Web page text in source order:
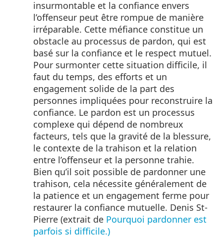
insurmontable et la confiance envers
l’offenseur peut être rompue de manière
irréparable. Cette méfiance constitue un
obstacle au processus de pardon, qui est
basé sur la confiance et le respect mutuel.
Pour surmonter cette situation difficile, il
faut du temps, des efforts et un
engagement solide de la part des
personnes impliquées pour reconstruire la
confiance. Le pardon est un processus
complexe qui dépend de nombreux
facteurs, tels que la gravité de la blessure,
le contexte de la trahison et la relation
entre l’offenseur et la personne trahie.
Bien qu’il soit possible de pardonner une
trahison, cela nécessite généralement de
la patience et un engagement ferme pour
restaurer la confiance mutuelle. Denis St-
Pierre (extrait de Pourquoi pardonner est
parfois si difficile.)